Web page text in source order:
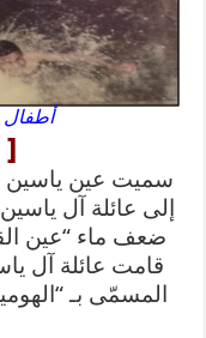
أطفال
[
سميت عين ياسين
إلى عائلة آل
ضعف ماء “عين
قامت عائلة آل
المسمّى بـ